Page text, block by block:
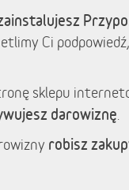
Ci
sklepu
darowiznę
robisz